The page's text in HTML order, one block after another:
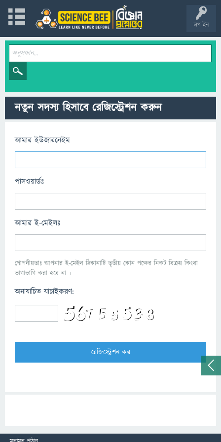
লগ ইন
নতুন সদস্য হিসাবে রেজিস্ট্রেশন করুন
আমার ইউজারনেইম
পাসওয়ার্ডঃ
আমার ই-মেইলঃ
গোপনীয়তাঃ আপনার ই-মেইল ঠিকানাটি তৃতীয় কোন পক্ষের নিকট বিক্রয় কিংবা
ভাগাভাগি করা হবে না ।
অনাযাচিত যাচাইকরণ: